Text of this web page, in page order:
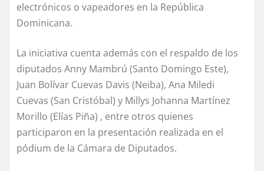
electrónicos o vapeadores en la República
Dominicana.
La iniciativa cuenta además con el respaldo de los
diputados Anny Mambrú (Santo Domingo Este),
Juan Bolívar Cuevas Davis (Neiba), Ana Miledi
Cuevas (San Cristóbal) y Millys Johanna Martínez
Morillo (Elías Piña) , entre otros quienes
participaron en la presentación realizada en el
pódium de la Cámara de Diputados.